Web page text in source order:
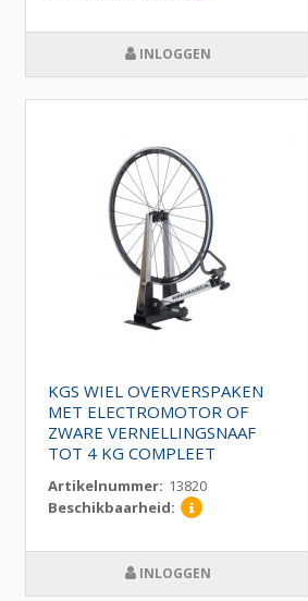
INLOGGEN
KGS WIEL OVERVERSPAKEN
MET ELECTROMOTOR OF
ZWARE VERNELLINGSNAAF
TOT 4 KG COMPLEET
Artikelnummer: 13820
Beschikbaarheid:
INLOGGEN